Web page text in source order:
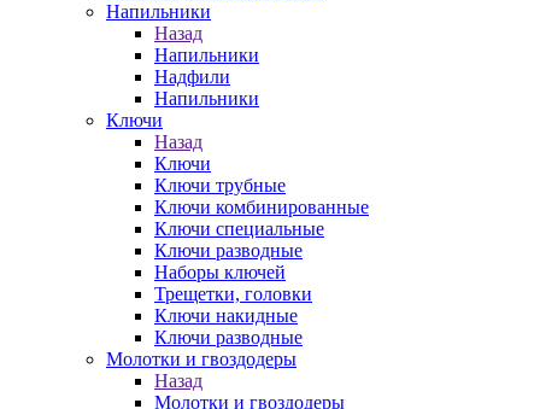
Напильники
Назад
Напильники
Надфили
Напильники
Ключи
Назад
Ключи
Ключи трубные
Ключи комбинированные
Ключи специальные
Ключи разводные
Наборы ключей
Трещетки, головки
Ключи накидные
Ключи разводные
Молотки и гвоздодеры
Назад
Молотки и гвоздодеры